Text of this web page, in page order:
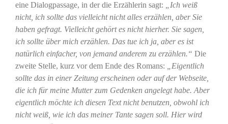
eine Dialogpassage, in der die Erzählerin sagt: „Ich weiß
nicht, ich sollte das vielleicht nicht alles erzählen, aber Sie
haben gefragt. Vielleicht gehört es nicht hierher. Sie sagen,
ich sollte über mich erzählen. Das tue ich ja, aber es ist
natürlich einfacher, von jemand anderem zu erzählen.“ Die
zweite Stelle, kurz vor dem Ende des Romans: „Eigentlich
sollte das in einer Zeitung erscheinen oder auf der Webseite,
die ich für meine Mutter zum Gedenken angelegt habe. Aber
eigentlich möchte ich diesen Text nicht benutzen, obwohl ich
nicht weiß, wie ich das meiner Tante sagen soll. Hier wird